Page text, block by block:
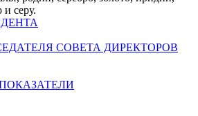
и серу.
СОВЕТА ДИРЕКТОРОВ